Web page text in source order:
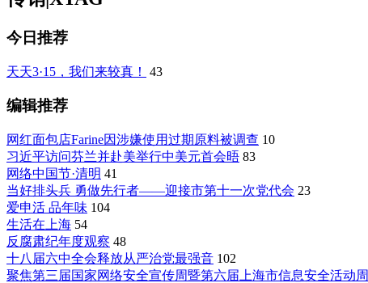
今日推荐
天天3·15，我们来较真！ 43
编辑推荐
网红面包店Farine因涉嫌使用过期原料被调查 10
习近平访问芬兰并赴美举行中美元首会晤 83
网络中国节·清明 41
当好排头兵 勇做先行者——迎接市第十一次党代会 23
爱申活 品年味 104
生活在上海 54
反腐肃纪年度观察 48
十八届六中全会释放从严治党最强音 102
聚焦第三届国家网络安全宣传周暨第六届上海市信息安全活动周